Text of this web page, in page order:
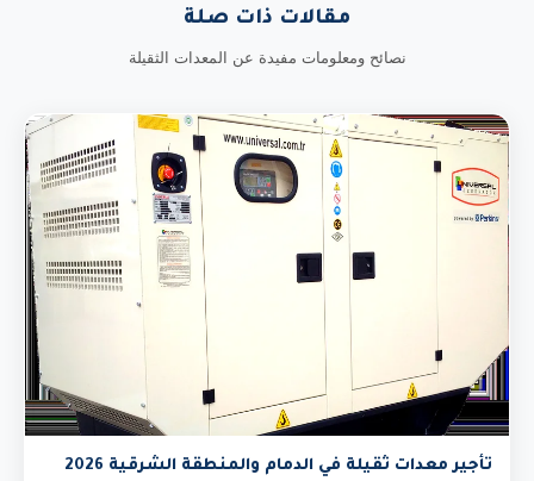
مقالات ذات صلة
نصائح ومعلومات مفيدة عن المعدات الثقيلة
تأجير معدات ثقيلة في الدمام والمنطقة الشرقية 2026